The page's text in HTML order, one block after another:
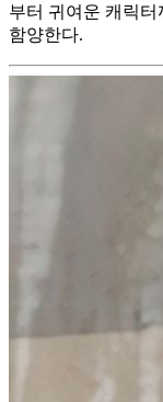
부터 귀여운 캐릭
함양한다.